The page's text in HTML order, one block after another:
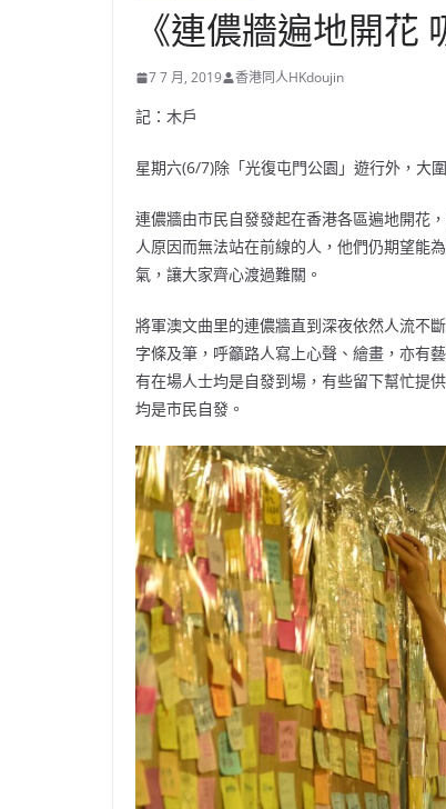
《連儂牆遍地開花
7 7 月, 2019 香港同人HKdoujin
記：木戶
星期六(6/7)除 「光復屯門公園」遊行外，大
連儂牆由市民自發發起在香港各區遍地開花
人原因而無法站在前線的人，他們仍期望能
氣，讓大家齊心渡過難關。
將軍澳文曲里的連儂牆直到深夜依然人流不
字條及筆，呼籲路人寫上心聲、繪畫，亦有
有在場人士均是自發到場，有些留下幫忙提
均是市民自發。